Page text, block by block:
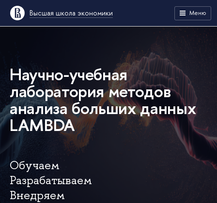
Высшая школа экономики Меню
Научно-учебная
лаборатория методов
анализа больших данных
LAMBDA
Обучаем
Разрабатываем
Внедряем